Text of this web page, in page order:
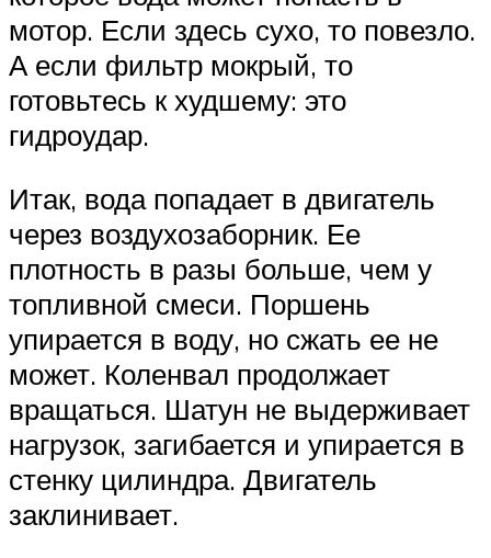
мотор. Если здесь сухо, то повезло.
А если фильтр мокрый, то
готовьтесь к худшему: это
гидроудар.
Итак, вода попадает в двигатель
через воздухозаборник. Ее
плотность в разы больше, чем у
топливной смеси. Поршень
упирается в воду, но сжать ее не
может. Коленвал продолжает
вращаться. Шатун не выдерживает
нагрузок, загибается и упирается в
стенку цилиндра. Двигатель
заклинивает.